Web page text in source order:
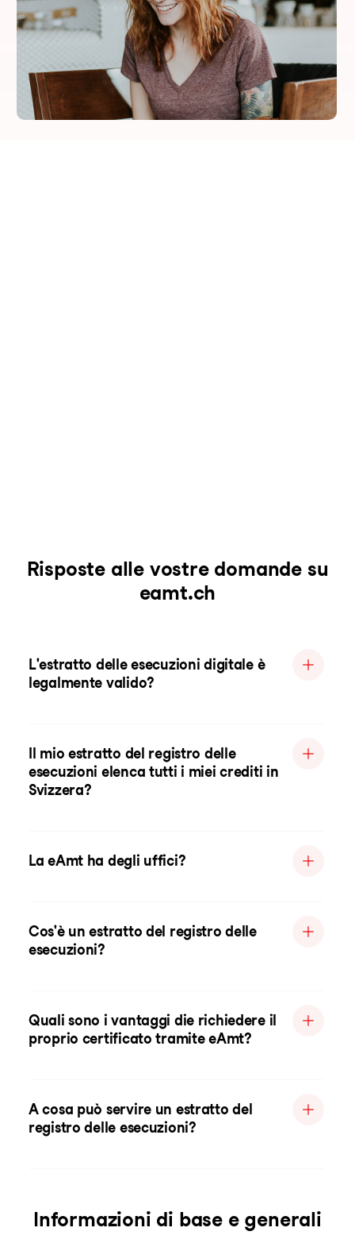
Risposte alle vostre domande su
eamt.ch
L'estratto delle esecuzioni digitale è
legalmente valido?
Il mio estratto del registro delle
esecuzioni elenca tutti i miei crediti in
Svizzera?
La eAmt ha degli uffici?
Cos'è un estratto del registro delle
esecuzioni?
Quali sono i vantaggi die richiedere il
proprio certificato tramite eAmt?
A cosa può servire un estratto del
registro delle esecuzioni?
Informazioni di base e generali